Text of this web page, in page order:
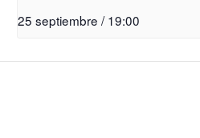
25 septiembre / 19:00